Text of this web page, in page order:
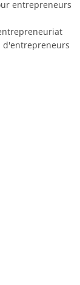
entrepreneurs
d'entrepreneurs